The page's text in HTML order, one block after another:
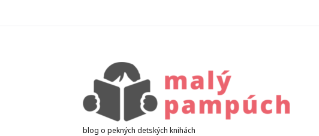
blog o pekných detských knihách